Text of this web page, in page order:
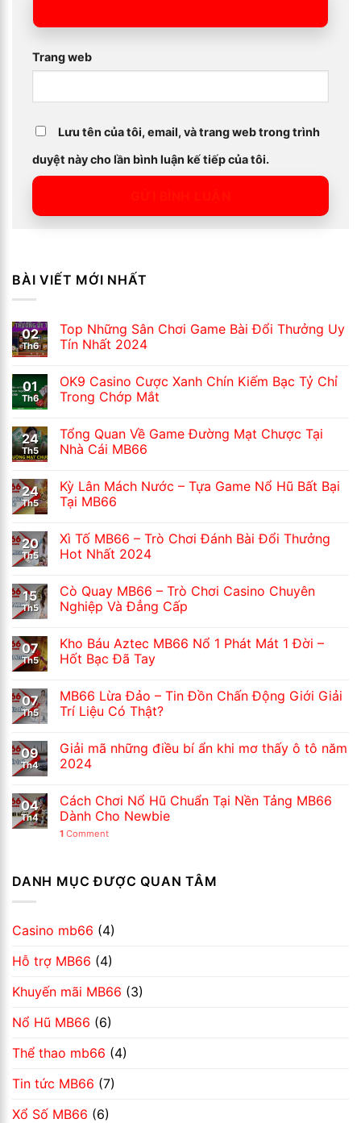
Trang web
Lưu tên của tôi, email, và trang web trong trình
duyệt này cho lần bình luận kế tiếp của tôi.
BÀI VIẾT MỚI NHẤT
02
Th6
Top Những Sân Chơi Game Bài Đổi Thưởng Uy
Tín Nhất 2024
01
Th6
OK9 Casino Cược Xanh Chín Kiếm Bạc Tỷ Chỉ
Trong Chớp Mắt
24
Th5
Tổng Quan Về Game Đường Mạt Chược Tại
Nhà Cái MB66
24
Th5
Kỳ Lân Mách Nước – Tựa Game Nổ Hũ Bất Bại
Tại MB66
20
Th5
Xì Tố MB66 – Trò Chơi Đánh Bài Đổi Thưởng
Hot Nhất 2024
15
Th5
Cò Quay MB66 – Trò Chơi Casino Chuyên
Nghiệp Và Đẳng Cấp
07
Th5
Kho Báu Aztec MB66 Nổ 1 Phát Mát 1 Đời –
Hốt Bạc Đã Tay
07
Th5
MB66 Lừa Đảo – Tin Đồn Chấn Động Giới Giải
Trí Liệu Có Thật?
09
Th4
Giải mã những điều bí ẩn khi mơ thấy ô tô năm
2024
04
Th4
Cách Chơi Nổ Hũ Chuẩn Tại Nền Tảng MB66
Dành Cho Newbie
1 Comment
DANH MỤC ĐƯỢC QUAN TÂM
Casino mb66 (4)
Hỗ trợ MB66 (4)
Khuyến mãi MB66 (3)
Nổ Hũ MB66 (6)
Thể thao mb66 (4)
Tin tức MB66 (7)
Xổ Số MB66 (6)